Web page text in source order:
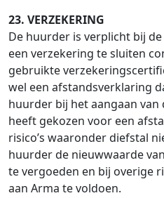
23. VERZEKERING
De huurder is verplicht bij
een verzekering te sluiten
gebruikte
wel een afstandsverklaring
huurder bij het aangaan
heeft gekozen voor een
risico’s waaronder diefstal
huurder de nieuwwaarde
te vergoeden en bij overige
aan Arma te voldoen.